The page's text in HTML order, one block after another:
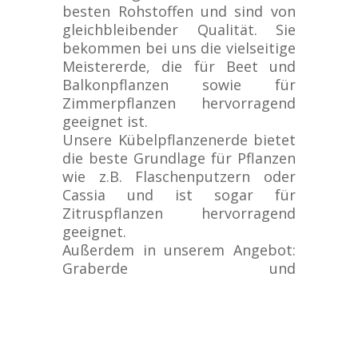
besten Rohstoffen und sind von
gleichbleibender Qualität. Sie
bekommen bei uns die vielseitige
Meistererde, die für Beet und
Balkonpflanzen sowie für
Zimmerpflanzen hervorragend
geeignet ist.
Unsere Kübelpflanzenerde bietet
die beste Grundlage für Pflanzen
wie z.B. Flaschenputzern oder
Cassia und ist sogar für
Zitruspflanzen hervorragend
geeignet.
Außerdem in unserem Angebot:
Graberde und